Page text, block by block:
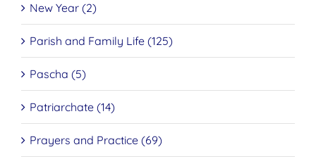
New Year (2)
Parish and Family Life (125)
Pascha (5)
Patriarchate (14)
Prayers and Practice (69)